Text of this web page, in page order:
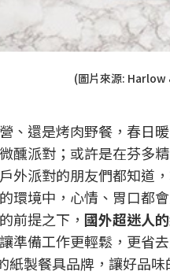
(圖片來源: Harlow
、還是烤肉野餐，春日
醺派對；或許是在芬多
外派對的朋友們都知道
環境中，心情、胃口都
前提之下， 國外超迷人
準備工作更輕鬆，更省
製餐具品牌，讓好品味